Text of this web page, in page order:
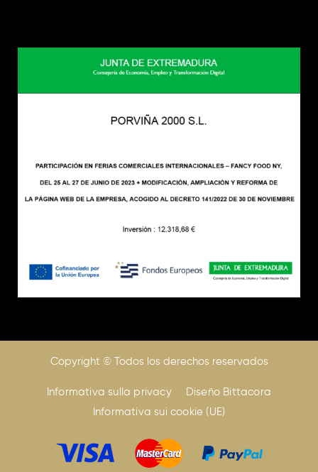
Copyright © Todos los derechos reservados
Informativa sulla privacy
Diseño Bittacora
Informativa sui cookie (UE)